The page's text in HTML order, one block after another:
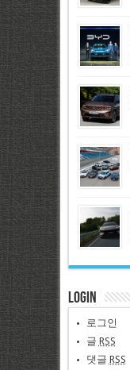
Login
로그인
글 RSS
댓글 RSS